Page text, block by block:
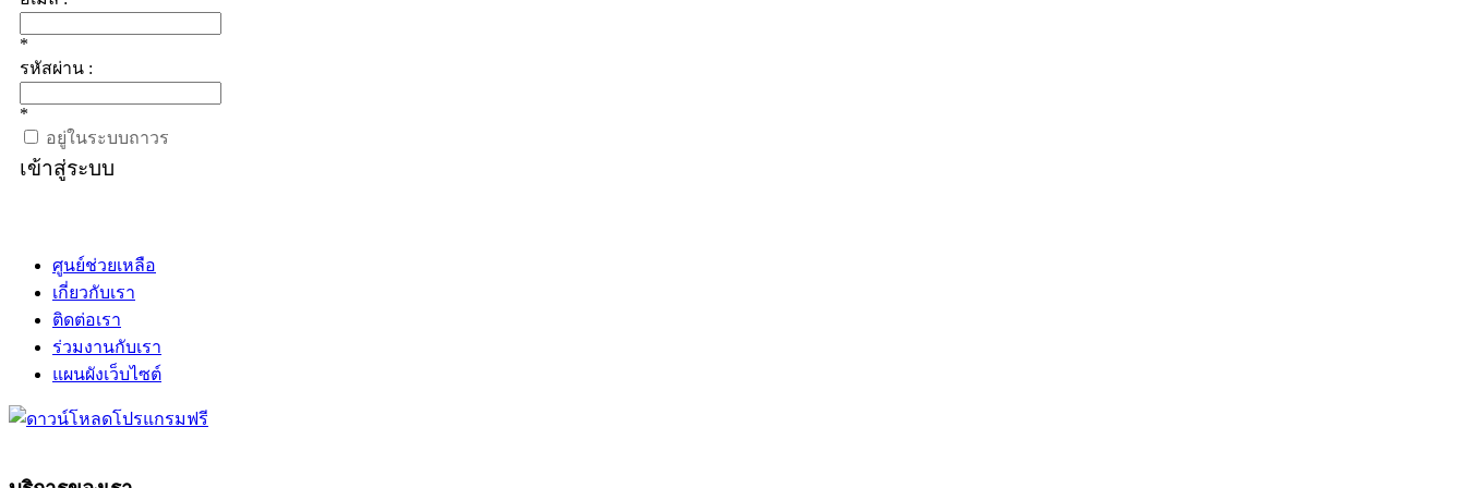
*
รหัสผ่าน :
*
อยู่ในระบบถาวร
เข้าสู่ระบบ
ศูนย์ช่วยเหลือ
เกี่ยวกับเรา
ติดต่อเรา
ร่วมงานกับเรา
แผนผังเว็บไซต์